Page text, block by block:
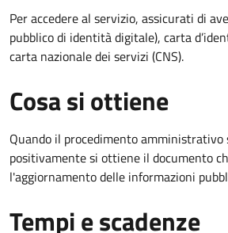
Per accedere al servizio, assicurati di
pubblico di identità digitale), carta
carta nazionale dei servizi (CNS).
Cosa si ottiene
Quando il procedimento amministrativo
positivamente si ottiene il documento
l'aggiornamento delle informazioni
Tempi e scadenze